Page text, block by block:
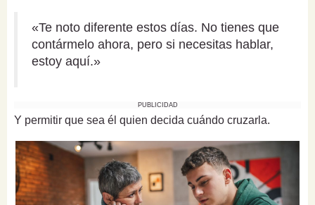
«Te noto diferente estos días. No tienes que
contármelo ahora, pero si necesitas hablar,
estoy aquí.»
PUBLICIDAD
Y permitir que sea él quien decida cuándo cruzarla.